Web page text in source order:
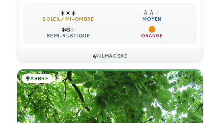
☀️☀️☀️
SOLEIL / MI-OMBRE
💧 💧 💧
MOYEN
❄️❄️❄️
SEMI-RUSTIQUE ORANGE
🍃ULMACEAE
🌳ARBRE